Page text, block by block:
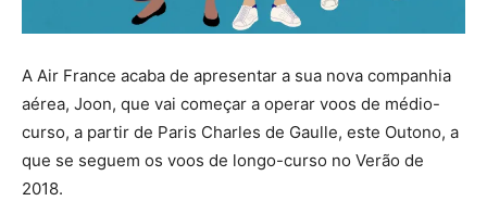
A Air France acaba de apresentar a sua nova companhia
aérea, Joon, que vai começar a operar voos de médio-
curso, a partir de Paris Charles de Gaulle, este Outono, a
que se seguem os voos de longo-curso no Verão de
2018.